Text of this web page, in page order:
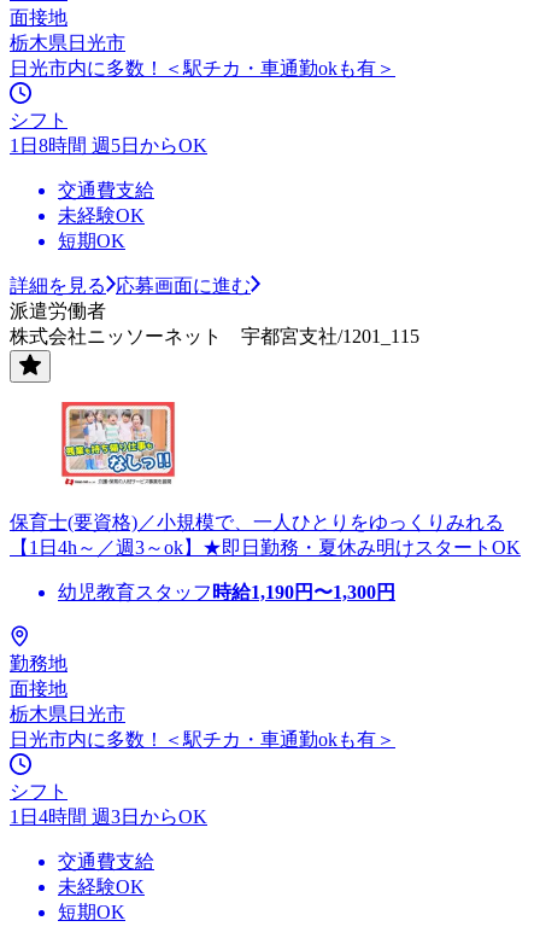
面接地
栃木県日光市
日光市内に多数！＜駅チカ・車通勤okも有＞
シフト
1日8時間 週5日からOK
交通費支給
未経験OK
短期OK
詳細を見る
応募画面に進む
派遣労働者
株式会社ニッソーネット 宇都宮支社/1201_115
保育士(要資格)／小規模で、一人ひとりをゆっくりみれる
【1日4h～／週3～ok】★即日勤務・夏休み明けスタートOK
幼児教育スタッフ 時給1,190円〜1,300円
勤務地
面接地
栃木県日光市
日光市内に多数！＜駅チカ・車通勤okも有＞
シフト
1日4時間 週3日からOK
交通費支給
未経験OK
短期OK